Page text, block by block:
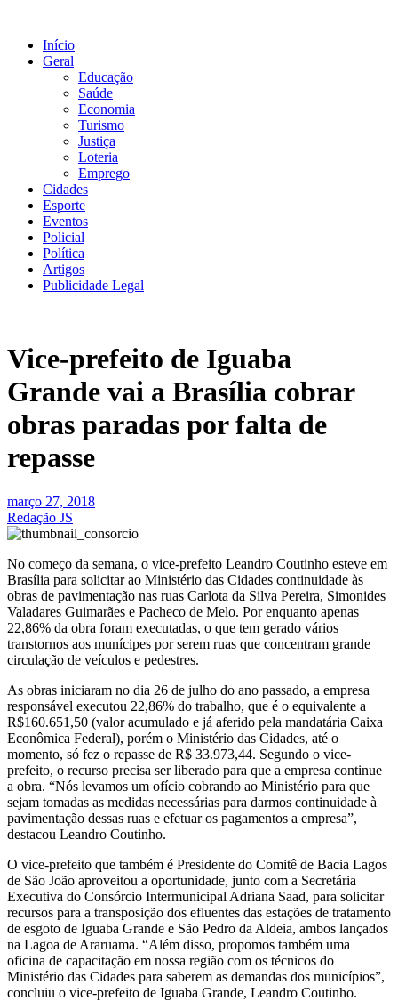
conteúdo
Início
Geral
Educação
Saúde
Economia
Turismo
Justiça
Loteria
Emprego
Cidades
Esporte
Eventos
Policial
Política
Artigos
Publicidade Legal
Vice-prefeito de Iguaba
Grande vai a Brasília cobrar
obras paradas por falta de
repasse
março 27, 2018
Redação JS
No começo da semana, o vice-prefeito Leandro Coutinho esteve em
Brasília para solicitar ao Ministério das Cidades continuidade às
obras de pavimentação nas ruas Carlota da Silva Pereira, Simonides
Valadares Guimarães e Pacheco de Melo. Por enquanto apenas
22,86% da obra foram executadas, o que tem gerado vários
transtornos aos munícipes por serem ruas que concentram grande
circulação de veículos e pedestres.
As obras iniciaram no dia 26 de julho do ano passado, a empresa
responsável executou 22,86% do trabalho, que é o equivalente a
R$160.651,50 (valor acumulado e já aferido pela mandatária Caixa
Econômica Federal), porém o Ministério das Cidades, até o
momento, só fez o repasse de R$ 33.973,44. Segundo o vice-
prefeito, o recurso precisa ser liberado para que a empresa continue
a obra. “Nós levamos um ofício cobrando ao Ministério para que
sejam tomadas as medidas necessárias para darmos continuidade à
pavimentação dessas ruas e efetuar os pagamentos a empresa”,
destacou Leandro Coutinho.
O vice-prefeito que também é Presidente do Comitê de Bacia Lagos
de São João aproveitou a oportunidade, junto com a Secretária
Executiva do Consórcio Intermunicipal Adriana Saad, para solicitar
recursos para a transposição dos efluentes das estações de tratamento
de esgoto de Iguaba Grande e São Pedro da Aldeia, ambos lançados
na Lagoa de Araruama. “Além disso, propomos também uma
oficina de capacitação em nossa região com os técnicos do
Ministério das Cidades para saberem as demandas dos municípios”,
concluiu o vice-prefeito de Iguaba Grande, Leandro Coutinho.